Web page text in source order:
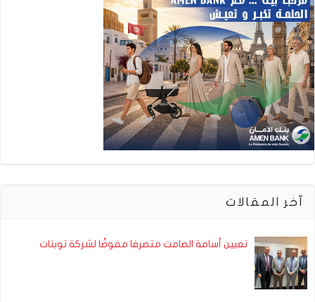
آخر المقالات
تعيين أسامة الصامت متصرفا مفوضًا لشركة توبنات